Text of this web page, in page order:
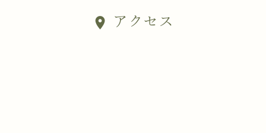
location_on アクセス